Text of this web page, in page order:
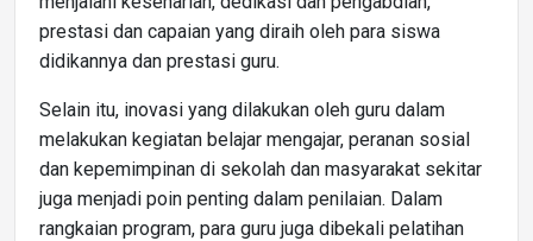
prestasi dan capaian yang diraih oleh para siswa
didikannya dan prestasi guru.
Selain itu, inovasi yang dilakukan oleh guru dalam
melakukan kegiatan belajar mengajar, peranan sosial
dan kepemimpinan di sekolah dan masyarakat sekitar
juga menjadi poin penting dalam penilaian. Dalam
rangkaian program, para guru juga dibekali pelatihan